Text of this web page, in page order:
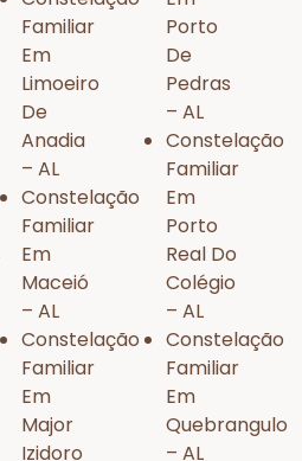
Familiar
Em
Limoeiro
De
Anadia
– AL
Constelação
Familiar
Em
Maceió
– AL
Constelação
Familiar
Em
Major
Izidoro
Porto
De
Pedras
– AL
Constelação
Familiar
Em
Porto
Real Do
Colégio
– AL
Constelação
Familiar
Em
Quebrangulo
– AL